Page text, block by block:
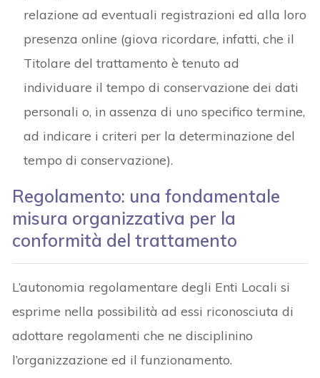
relazione ad eventuali registrazioni ed alla loro
presenza online (giova ricordare, infatti, che il
Titolare del trattamento è tenuto ad
individuare il tempo di conservazione dei dati
personali o, in assenza di uno specifico termine,
ad indicare i criteri per la determinazione del
tempo di conservazione).
Regolamento: una fondamentale
misura organizzativa per la
conformità del trattamento
L’autonomia regolamentare degli Enti Locali si
esprime nella possibilità ad essi riconosciuta di
adottare regolamenti che ne disciplinino
l’organizzazione ed il funzionamento.